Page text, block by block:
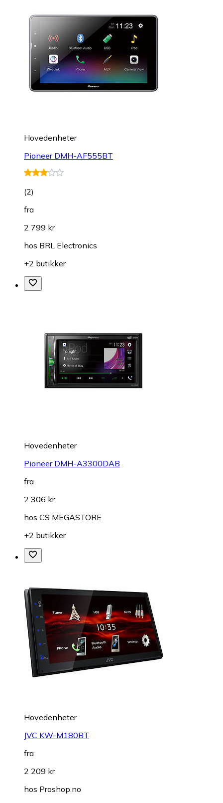
Hovedenheter
Pioneer DMH-AF555BT
(2)
fra
2 799 kr
hos BRL Electronics
+2 butikker
Hovedenheter
Pioneer DMH-A3300DAB
fra
2 306 kr
hos CS MEGASTORE
+2 butikker
Hovedenheter
JVC KW-M180BT
fra
2 209 kr
hos Proshop.no